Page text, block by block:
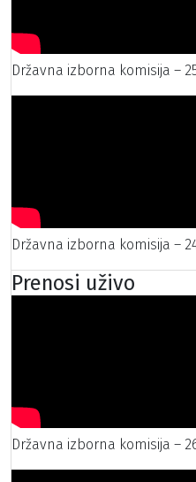
Državna izborna komisija –
Državna izborna komisija –
Prenosi uživo
Državna izborna komisija –